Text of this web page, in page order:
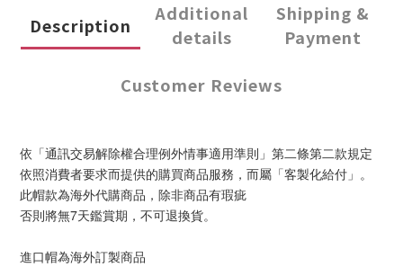
Description
Additional
details
Shipping &
Payment
Customer Reviews
依「通訊交易解除權合理例外情事適用準則」第二條第二款規定
依照消費者要求而提供的購買商品服務，而屬「客製化給付」。
此帽款為海外代購商品，除非商品有瑕疵
否則將無7天鑑賞期，不可退換貨。
進口帽為海外訂製商品